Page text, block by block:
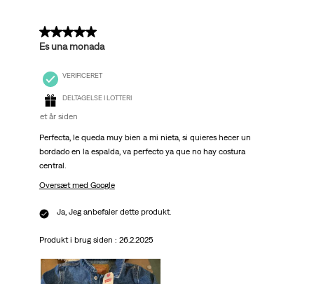
5 ud af 5 stjerner.
Es una monada
VERIFICERET
DELTAGELSE I LOTTERI
et år siden
Perfecta, le queda muy bien a mi nieta, si quieres hecer un
bordado en la espalda, va perfecto ya que no hay costura
central.
Oversæt med Google
Ja, Jeg anbefaler dette produkt.
Produkt i brug siden : 26.2.2025